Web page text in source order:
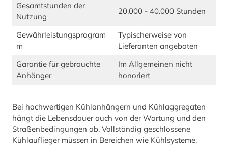
Gesamtstunden der
Nutzung
20.000 - 40.000 Stunden
Gewährleistungsprogram
m
Typischerweise von
Lieferanten angeboten
Garantie für gebrauchte
Anhänger
Im Allgemeinen nicht
honoriert
Bei hochwertigen Kühlanhängern und Kühlaggregaten
hängt die Lebensdauer auch von der Wartung und den
Straßenbedingungen ab. Vollständig geschlossene
Kühlauflieger müssen in Bereichen wie Kühlsysteme,